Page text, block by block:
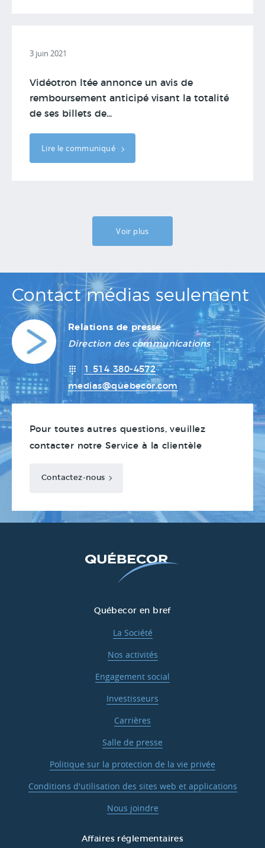
3 juin 2021
Vidéotron ltée annonce un avis de
remboursement anticipé visant la totalité
de ses billets de...
Lire le communiqué
Voir plus
Contact médias seulement
Relations de presse
Direction des communications
1 514 380-4572
medias@quebecor.com
Pour toutes autres questions, veuillez
contacter notre Service à la clientèle
Contactez-nous
Québecor en bref
La Société
Nos activités
Engagement social
Investisseurs
Carrières
Salle de presse
Politique sur la protection de la vie privée
Conditions d'utilisation des sites web et applications
Nous joindre
Affaires réglementaires